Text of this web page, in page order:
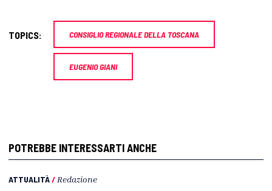
TOPICS: CONSIGLIO REGIONALE DELLA TOSCANA
EUGENIO GIANI
POTREBBE INTERESSARTI ANCHE
ATTUALITÀ/ Redazione